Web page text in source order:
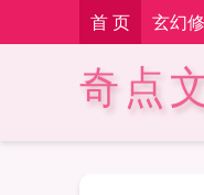
首 页 玄幻
奇点